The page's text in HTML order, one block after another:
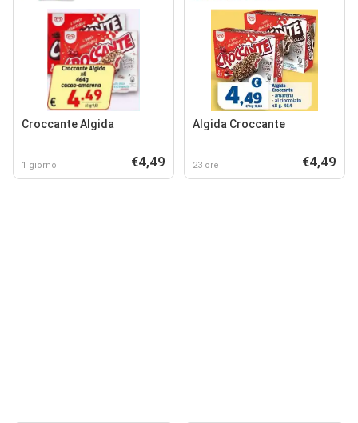
Croccante Algida
1 giorno €4,49
Algida Croccante
23 ore €4,49